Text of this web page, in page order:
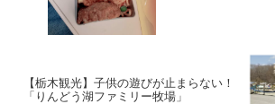
【栃木観光】子供の遊びが止まらない！
「りんどう湖ファミリー牧場」